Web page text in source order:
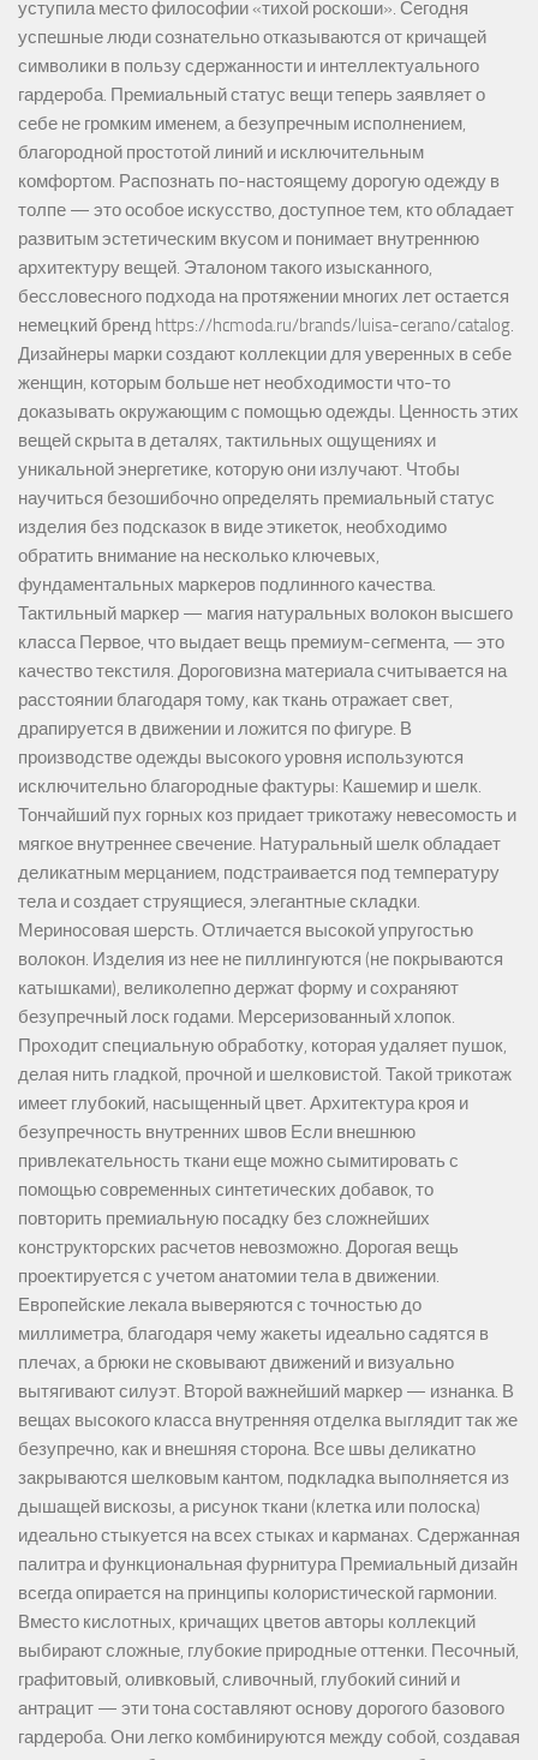
уступила место философии «тихой роскоши». Сегодня
успешные люди сознательно отказываются от кричащей
символики в пользу сдержанности и интеллектуального
гардероба. Премиальный статус вещи теперь заявляет о
себе не громким именем, а безупречным исполнением,
благородной простотой линий и исключительным
комфортом. Распознать по-настоящему дорогую одежду в
толпе — это особое искусство, доступное тем, кто обладает
развитым эстетическим вкусом и понимает внутреннюю
архитектуру вещей. Эталоном такого изысканного,
бессловесного подхода на протяжении многих лет остается
немецкий бренд https://hcmoda.ru/brands/luisa-cerano/catalog.
Дизайнеры марки создают коллекции для уверенных в себе
женщин, которым больше нет необходимости что-то
доказывать окружающим с помощью одежды. Ценность этих
вещей скрыта в деталях, тактильных ощущениях и
уникальной энергетике, которую они излучают. Чтобы
научиться безошибочно определять премиальный статус
изделия без подсказок в виде этикеток, необходимо
обратить внимание на несколько ключевых,
фундаментальных маркеров подлинного качества.
Тактильный маркер — магия натуральных волокон высшего
класса Первое, что выдает вещь премиум-сегмента, — это
качество текстиля. Дороговизна материала считывается на
расстоянии благодаря тому, как ткань отражает свет,
драпируется в движении и ложится по фигуре. В
производстве одежды высокого уровня используются
исключительно благородные фактуры: Кашемир и шелк.
Тончайший пух горных коз придает трикотажу невесомость и
мягкое внутреннее свечение. Натуральный шелк обладает
деликатным мерцанием, подстраивается под температуру
тела и создает струящиеся, элегантные складки.
Мериносовая шерсть. Отличается высокой упругостью
волокон. Изделия из нее не пиллингуются (не покрываются
катышками), великолепно держат форму и сохраняют
безупречный лоск годами. Мерсеризованный хлопок.
Проходит специальную обработку, которая удаляет пушок,
делая нить гладкой, прочной и шелковистой. Такой трикотаж
имеет глубокий, насыщенный цвет. Архитектура кроя и
безупречность внутренних швов Если внешнюю
привлекательность ткани еще можно сымитировать с
помощью современных синтетических добавок, то
повторить премиальную посадку без сложнейших
конструкторских расчетов невозможно. Дорогая вещь
проектируется с учетом анатомии тела в движении.
Европейские лекала выверяются с точностью до
миллиметра, благодаря чему жакеты идеально садятся в
плечах, а брюки не сковывают движений и визуально
вытягивают силуэт. Второй важнейший маркер — изнанка. В
вещах высокого класса внутренняя отделка выглядит так же
безупречно, как и внешняя сторона. Все швы деликатно
закрываются шелковым кантом, подкладка выполняется из
дышащей вискозы, а рисунок ткани (клетка или полоска)
идеально стыкуется на всех стыках и карманах. Сдержанная
палитра и функциональная фурнитура Премиальный дизайн
всегда опирается на принципы колористической гармонии.
Вместо кислотных, кричащих цветов авторы коллекций
выбирают сложные, глубокие природные оттенки. Песочный,
графитовый, оливковый, сливочный, глубокий синий и
антрацит — эти тона составляют основу дорогого базового
гардероба. Они легко комбинируются между собой, создавая